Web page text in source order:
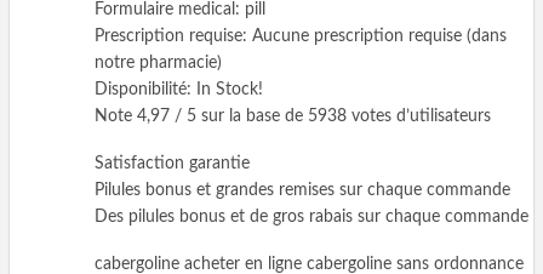
Formulaire medical: pill
Prescription requise: Aucune prescription requise (dans
notre pharmacie)
Disponibilité: In Stock!
Note 4,97 / 5 sur la base de 5938 votes d’utilisateurs
Satisfaction garantie
Pilules bonus et grandes remises sur chaque commande
Des pilules bonus et de gros rabais sur chaque commande
cabergoline acheter en ligne cabergoline sans ordonnance